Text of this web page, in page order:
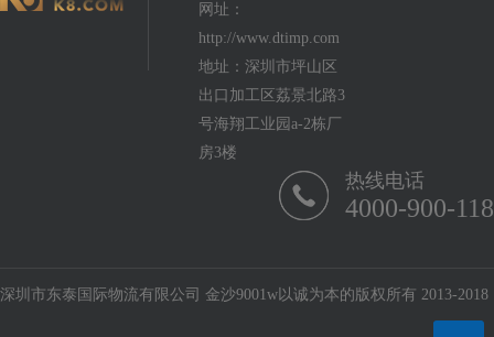
网址：
http://www.dtimp.com
地址：深圳市坪山区
出口加工区荔景北路3
号海翔工业园a-2栋厂
房3楼
热线电话
4000-900-118
深圳市东泰国际物流有限公司 金沙9001w以诚为本的版权所有 2013-2018